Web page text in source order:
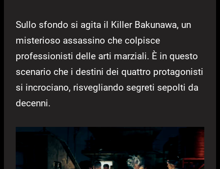
Sullo sfondo si agita il Killer Bakunawa, un
misterioso assassino che colpisce
professionisti delle arti marziali. È in questo
scenario che i destini dei quattro protagonisti
si incrociano, risvegliando segreti sepolti da
decenni.